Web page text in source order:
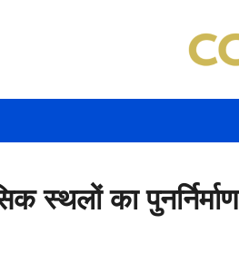
स्थलों का पुनर्निर्माण